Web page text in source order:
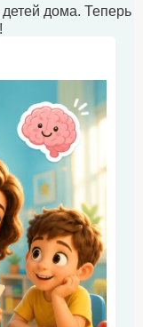
дома. Теперь